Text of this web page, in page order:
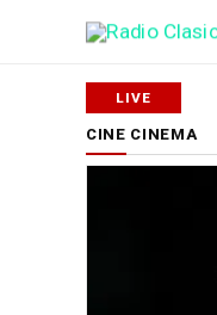
CINE CINEMA